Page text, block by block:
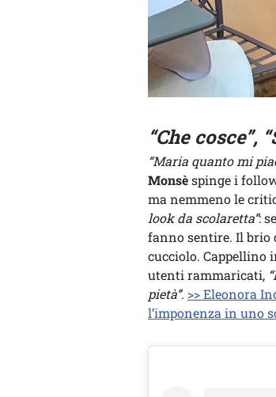
“Che
“Maria quanto mi
Monsèspinge i
ma nemmeno le
look da scolaretta”:
fanno sentire. Il brio
cucciolo. Cappellino
utenti rammaricati,
pietà”. >> Eleonora
l’imponenza in uno